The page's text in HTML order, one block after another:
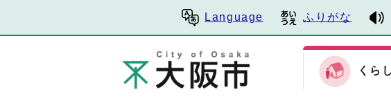
Language ふりがな
くらし